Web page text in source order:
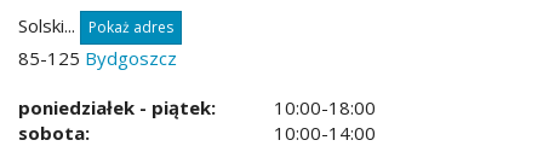
Solski...
Pokaż adres
85-125 Bydgoszcz
poniedziałek - piątek:
10:00-18:00
sobota:
10:00-14:00